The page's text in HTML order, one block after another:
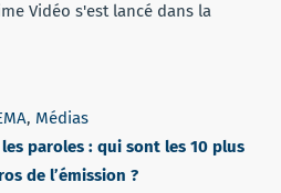
Vidéo s'est lancé dans la
, Médias
les paroles : qui sont les 10 plus
de l’émission ?